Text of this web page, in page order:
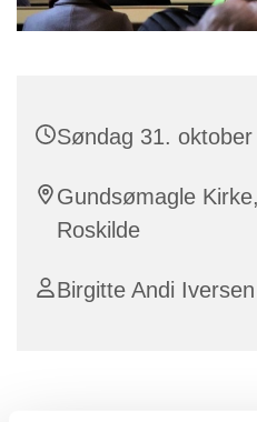
Søndag 31.
Gundsømagle
Roskilde
Birgitte Andi Iversen